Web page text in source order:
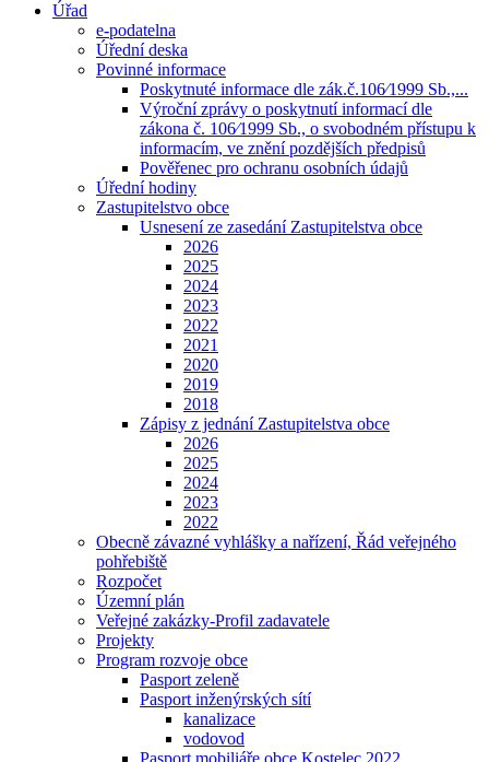
Úřad
e-podatelna
Úřední deska
Povinné informace
Poskytnuté informace dle zák.č.106⁄1999 Sb.,...
Výroční zprávy o poskytnutí informací dle
zákona č. 106⁄1999 Sb., o svobodném přístupu k
informacím, ve znění pozdějších předpisů
Pověřenec pro ochranu osobních údajů
Úřední hodiny
Zastupitelstvo obce
Usnesení ze zasedání Zastupitelstva obce
2026
2025
2024
2023
2022
2021
2020
2019
2018
Zápisy z jednání Zastupitelstva obce
2026
2025
2024
2023
2022
Obecně závazné vyhlášky a nařízení, Řád veřejného
pohřebiště
Rozpočet
Územní plán
Veřejné zakázky-Profil zadavatele
Projekty
Program rozvoje obce
Pasport zeleně
Pasport inženýrských sítí
kanalizace
vodovod
Pasport mobiliáře obce Kostelec 2022